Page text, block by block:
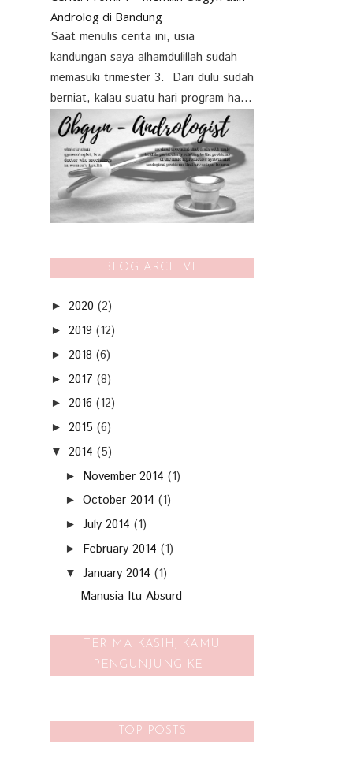
Androlog di Bandung
Saat menulis cerita ini, usia
kandungan saya alhamdulillah sudah
memasuki trimester 3. Dari dulu sudah
berniat, kalau suatu hari program ha...
BLOG ARCHIVE
► 2020 (2)
► 2019 (12)
► 2018 (6)
► 2017 (8)
► 2016 (12)
► 2015 (6)
▼ 2014 (5)
► November 2014 (1)
► October 2014 (1)
► July 2014 (1)
► February 2014 (1)
▼ January 2014 (1)
Manusia Itu Absurd
TERIMA KASIH, KAMU
PENGUNJUNG KE
TOP POSTS